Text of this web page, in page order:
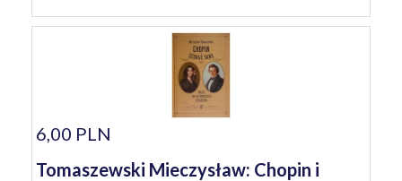
6,00 PLN
Tomaszewski Mieczysław: Chopin i